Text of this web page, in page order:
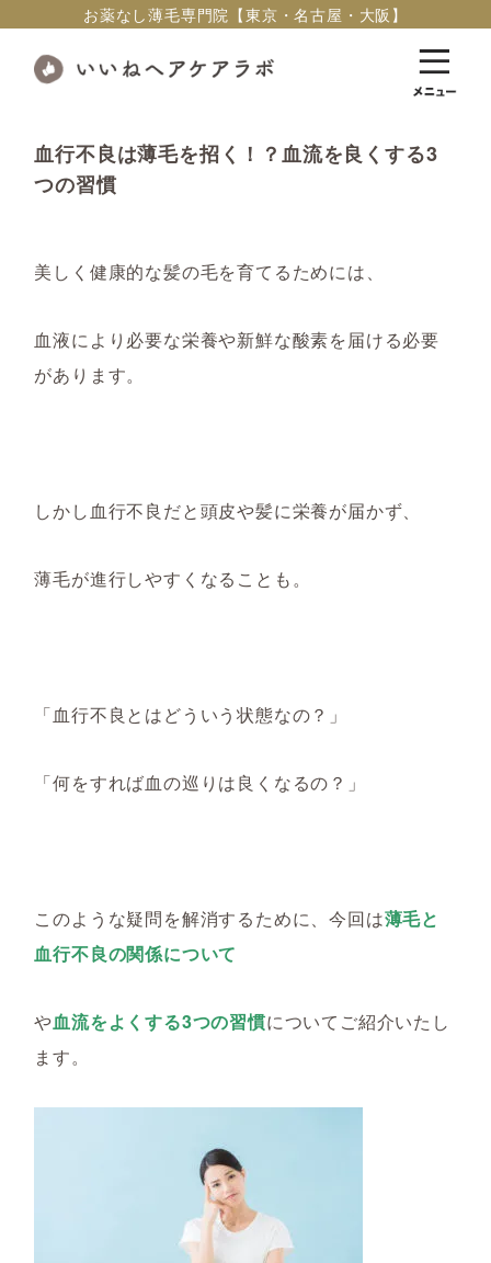
お薬なし薄毛専門院【東京・名古屋・大阪】
血行不良は薄毛を招く！？血流を良くする3
つの習慣
美しく健康的な髪の毛を育てるためには、
血液により必要な栄養や新鮮な酸素を届ける必要
があります。
しかし血行不良だと頭皮や髪に栄養が届かず、
薄毛が進行しやすくなることも。
「血行不良とはどういう状態なの？」
「何をすれば血の巡りは良くなるの？」
このような疑問を解消するために、今回は薄毛と
血行不良の関係について
や血流をよくする3つの習慣についてご紹介いたし
ます。